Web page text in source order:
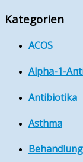
Kategorien
ACOS
Alpha-1-
Antibiotika
Asthma